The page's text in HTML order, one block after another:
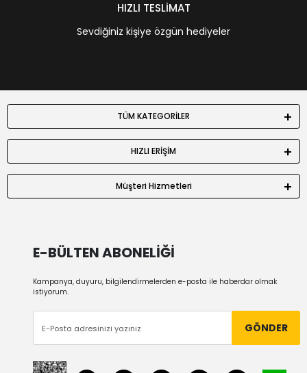
HIZLI TESLİMAT
Sevdiğiniz kişiye özgün hediyeler
TÜM KATEGORİLER
HIZLI ERİŞİM
Müşteri Hizmetleri
E-BÜLTEN ABONELİĞİ
Kampanya, duyuru, bilgilendirmelerden e-posta ile haberdar olmak
istiyorum.
GÖNDER